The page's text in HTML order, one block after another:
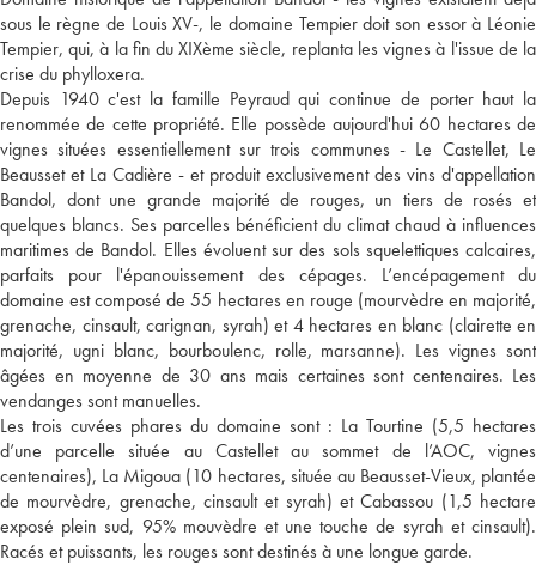
sous le règne de Louis XV-, le domaine Tempier doit son essor à Léonie
Tempier, qui, à la fin du XIXème siècle, replanta les vignes à l'issue de la
crise du phylloxera.
Depuis 1940 c'est la famille Peyraud qui continue de porter haut la
renommée de cette propriété. Elle possède aujourd'hui 60 hectares de
vignes situées essentiellement sur trois communes - Le Castellet, Le
Beausset et La Cadière - et produit exclusivement des vins d'appellation
Bandol, dont une grande majorité de rouges, un tiers de rosés et
quelques blancs. Ses parcelles bénéficient du climat chaud à influences
maritimes de Bandol. Elles évoluent sur des sols squelettiques calcaires,
parfaits pour l'épanouissement des cépages. L’encépagement du
domaine est composé de 55 hectares en rouge (mourvèdre en majorité,
grenache, cinsault, carignan, syrah) et 4 hectares en blanc (clairette en
majorité, ugni blanc, bourboulenc, rolle, marsanne). Les vignes sont
âgées en moyenne de 30 ans mais certaines sont centenaires. Les
vendanges sont manuelles.
Les trois cuvées phares du domaine sont : La Tourtine (5,5 hectares
d’une parcelle située au Castellet au sommet de l’AOC, vignes
centenaires), La Migoua (10 hectares, située au Beausset-Vieux, plantée
de mourvèdre, grenache, cinsault et syrah) et Cabassou (1,5 hectare
exposé plein sud, 95% mouvèdre et une touche de syrah et cinsault).
Racés et puissants, les rouges sont destinés à une longue garde.